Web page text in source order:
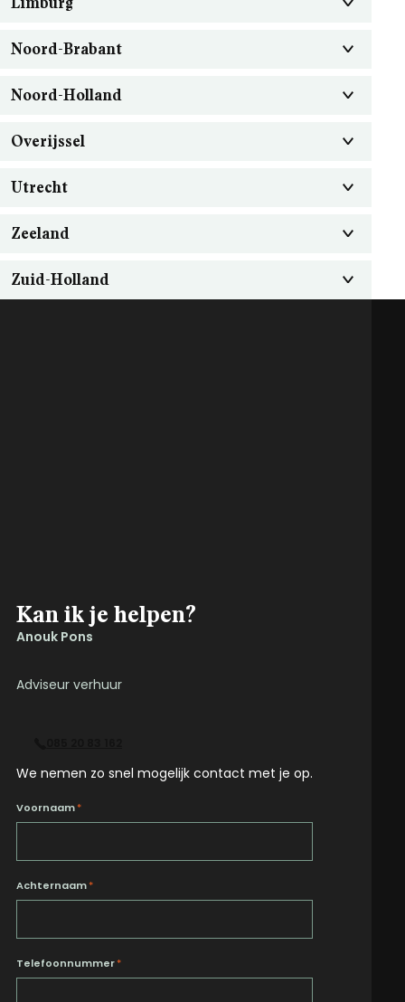
Noord-Brabant
Noord-Holland
Overijssel
Utrecht
Zeeland
Zuid-Holland
Kan ik je helpen?
Anouk Pons
Adviseur verhuur
We nemen zo snel mogelijk contact met je op.
Voornaam*
Achternaam*
Telefoonnummer*